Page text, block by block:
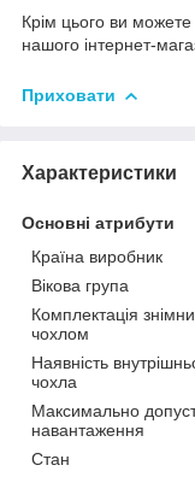
Крім цього ви
нашого інтернет-
Приховати
Характеристики
Основні атрибути
Країна виробник
Вікова група
Комплектація
чохлом
Наявність
чохла
Максимально
навантаження
Стан